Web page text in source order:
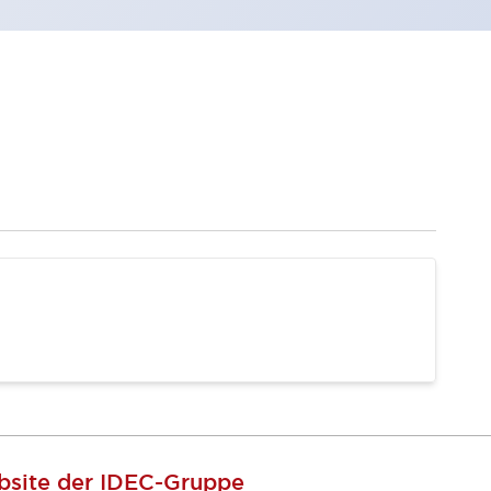
der IDEC-Gruppe